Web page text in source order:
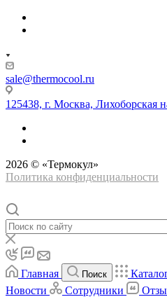
sale@thermocool.ru
125438, г. Москва, Лихоборская
2026 © «Термокул»
Политика конфиденциальности
Главная Поиск
Новости
Сотрудники